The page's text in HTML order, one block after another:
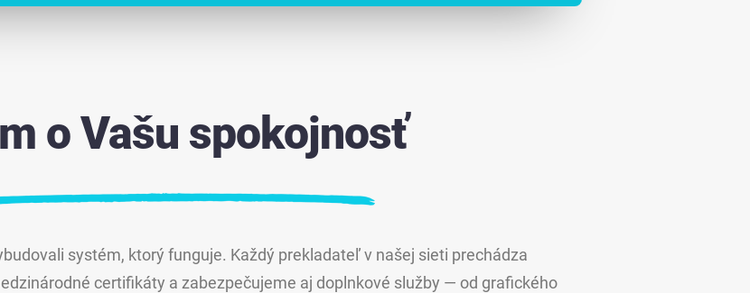
o Vašu spokojnosť
systém, ktorý funguje. Každý prekladateľ v našej sieti prechádza
certifikáty a zabezpečujeme aj doplnkové služby — od grafického